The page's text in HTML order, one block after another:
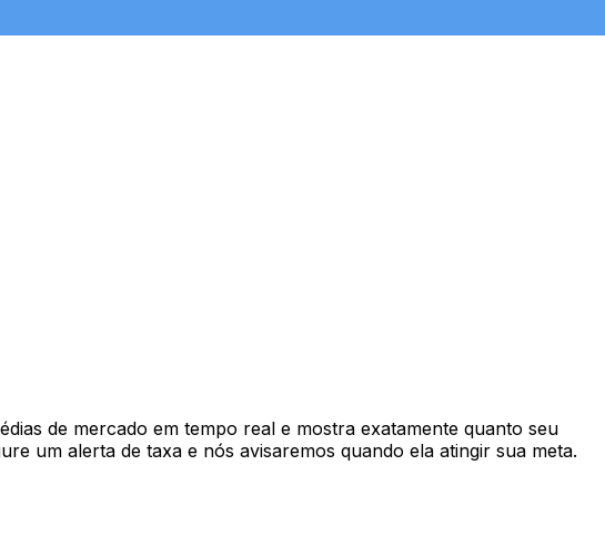
de mercado em tempo real e mostra exatamente quanto seu
um alerta de taxa e nós avisaremos quando ela atingir sua meta.